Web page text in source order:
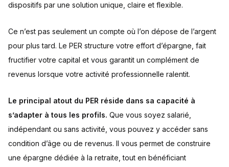
dispositifs par une solution unique, claire et flexible.
Ce n’est pas seulement un compte où l’on dépose de l’argent
pour plus tard. Le PER structure votre effort d’épargne, fait
fructifier votre capital et vous garantit un complément de
revenus lorsque votre activité professionnelle ralentit.
Le principal atout du PER réside dans sa capacité à
s’adapter à tous les profils. Que vous soyez salarié,
indépendant ou sans activité, vous pouvez y accéder sans
condition d’âge ou de revenus. Il vous permet de construire
une épargne dédiée à la retraite, tout en bénéficiant